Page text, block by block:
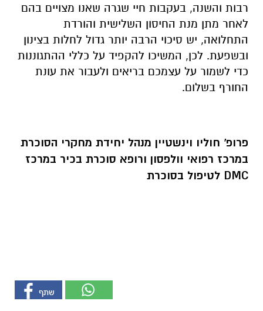
רבות והשנה, בעקבות חיי שגרה שאנו מצויים בהם
לאחר מתן מנת החיסון השלישית והורדת
התחלואה, יש סיכוי הרבה יותר גדול לחלות בצינון
ובשפעת. לכן, המשיכו להקפיד על כללי ההתגוננות
כדי לשמור על עצמכם בריאים ולעבור את עונת
החורף בשלום.
פרופ' חוליו וינשטיין מנהל יחידת מחקרי הסוכרת
במרכז רפואי וולפסון ורופא סוכרת בכיר במרכז
DMC לטיפול בסוכרת